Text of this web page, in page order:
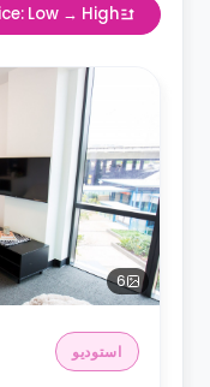
Low → High
6
استوديو